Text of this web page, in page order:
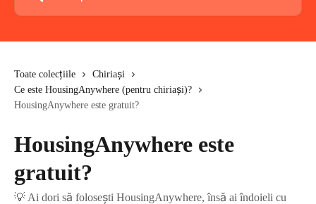
Toate colecțiile
Chiriași
Ce este HousingAnywhere (pentru chiriași)?
HousingAnywhere este gratuit?
HousingAnywhere este
gratuit?
💡 Ai dori să folosești HousingAnywhere, însă ai îndoieli cu